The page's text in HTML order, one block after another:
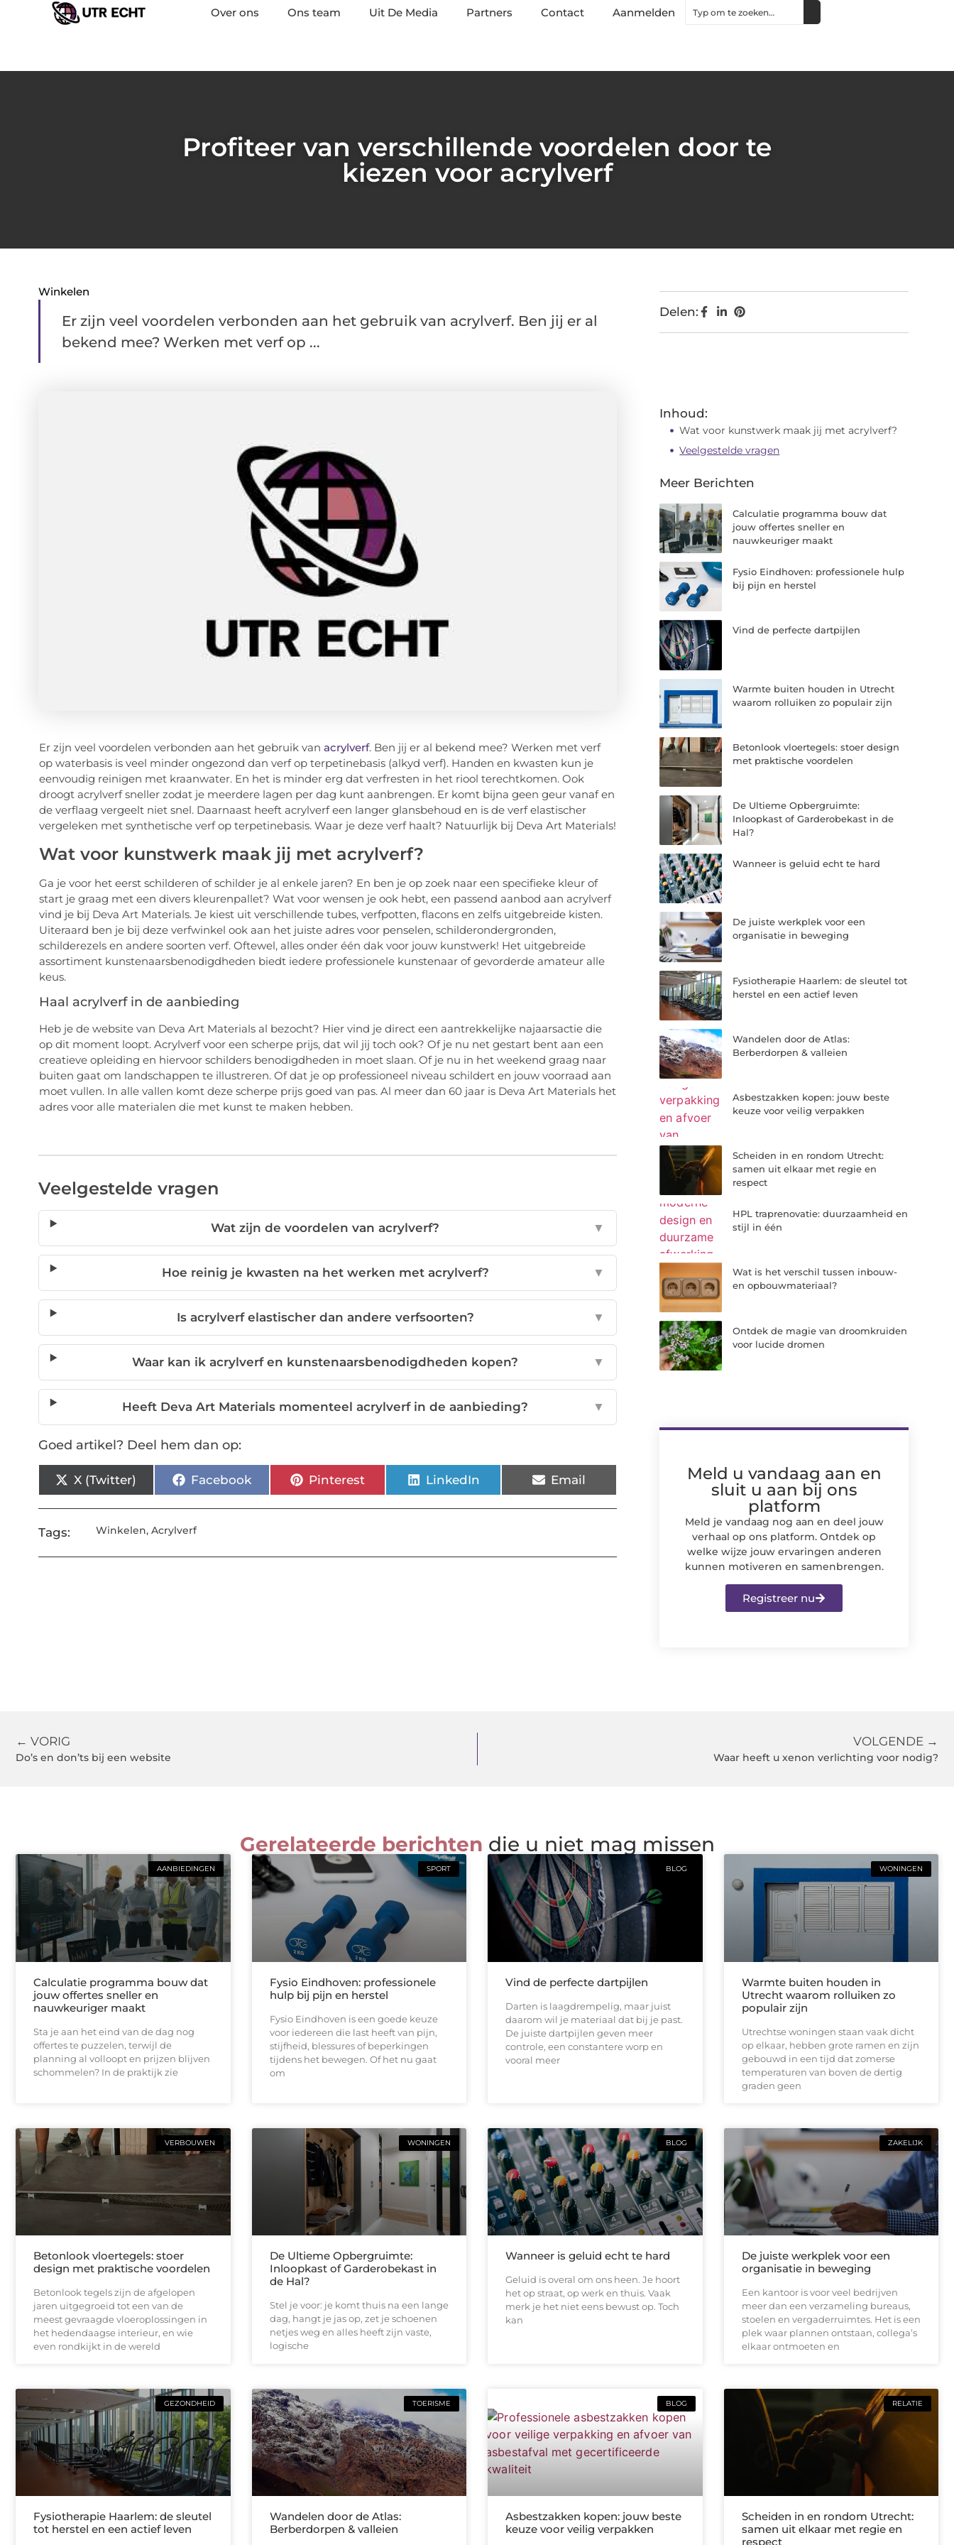
Over ons Ons team Uit De Media Partners Contact Aanmelden
Profiteer van verschillende voordelen door te
kiezen voor acrylverf
Winkelen
Er zijn veel voordelen verbonden aan het gebruik van acrylverf. Ben jij er al
bekend mee? Werken met verf op ...
Er zijn veel voordelen verbonden aan het gebruik van acrylverf. Ben jij er al bekend mee? Werken met verf
op waterbasis is veel minder ongezond dan verf op terpetinebasis (alkyd verf). Handen en kwasten kun je
eenvoudig reinigen met kraanwater. En het is minder erg dat verfresten in het riool terechtkomen. Ook
droogt acrylverf sneller zodat je meerdere lagen per dag kunt aanbrengen. Er komt bijna geen geur vanaf en
de verflaag vergeelt niet snel. Daarnaast heeft acrylverf een langer glansbehoud en is de verf elastischer
vergeleken met synthetische verf op terpetinebasis. Waar je deze verf haalt? Natuurlijk bij Deva Art Materials!
Wat voor kunstwerk maak jij met acrylverf?
Ga je voor het eerst schilderen of schilder je al enkele jaren? En ben je op zoek naar een specifieke kleur of
start je graag met een divers kleurenpallet? Wat voor wensen je ook hebt, een passend aanbod aan acrylverf
vind je bij Deva Art Materials. Je kiest uit verschillende tubes, verfpotten, flacons en zelfs uitgebreide kisten.
Uiteraard ben je bij deze verfwinkel ook aan het juiste adres voor penselen, schilderondergronden,
schilderezels en andere soorten verf. Oftewel, alles onder één dak voor jouw kunstwerk! Het uitgebreide
assortiment kunstenaarsbenodigdheden biedt iedere professionele kunstenaar of gevorderde amateur alle
keus.
Haal acrylverf in de aanbieding
Heb je de website van Deva Art Materials al bezocht? Hier vind je direct een aantrekkelijke najaarsactie die
op dit moment loopt. Acrylverf voor een scherpe prijs, dat wil jij toch ook? Of je nu net gestart bent aan een
creatieve opleiding en hiervoor schilders benodigdheden in moet slaan. Of je nu in het weekend graag naar
buiten gaat om landschappen te illustreren. Of dat je op professioneel niveau schildert en jouw voorraad aan
moet vullen. In alle vallen komt deze scherpe prijs goed van pas. Al meer dan 60 jaar is Deva Art Materials het
adres voor alle materialen die met kunst te maken hebben.
Veelgestelde vragen
Wat zijn de voordelen van acrylverf? ▼
Hoe reinig je kwasten na het werken met acrylverf? ▼
Is acrylverf elastischer dan andere verfsoorten? ▼
Waar kan ik acrylverf en kunstenaarsbenodigdheden kopen? ▼
Heeft Deva Art Materials momenteel acrylverf in de aanbieding? ▼
Goed artikel? Deel hem dan op:
X (Twitter) Facebook Pinterest LinkedIn Email
Tags: Winkelen,Acrylverf
Delen:
Inhoud:
Wat voor kunstwerk maak jij met acrylverf?
Veelgestelde vragen
Meer Berichten
Calculatie programma bouw dat
jouw offertes sneller en
nauwkeuriger maakt
Fysio Eindhoven: professionele hulp
bij pijn en herstel
Vind de perfecte dartpijlen
Warmte buiten houden in Utrecht
waarom rolluiken zo populair zijn
Betonlook vloertegels: stoer design
met praktische voordelen
De Ultieme Opbergruimte:
Inloopkast of Garderobekast in de
Hal?
Wanneer is geluid echt te hard
De juiste werkplek voor een
organisatie in beweging
Fysiotherapie Haarlem: de sleutel tot
herstel en een actief leven
Wandelen door de Atlas:
Berberdorpen & valleien
Asbestzakken kopen: jouw beste
keuze voor veilig verpakken
Scheiden in en rondom Utrecht:
samen uit elkaar met regie en
respect
HPL traprenovatie: duurzaamheid en
stijl in één
Wat is het verschil tussen inbouw-
en opbouwmateriaal?
Ontdek de magie van droomkruiden
voor lucide dromen
Meld u vandaag aan en
sluit u aan bij ons
platform
Meld je vandaag nog aan en deel jouw
verhaal op ons platform. Ontdek op
welke wijze jouw ervaringen anderen
kunnen motiveren en samenbrengen.
Registreer nu
← VORIG
Do’s en don’ts bij een website
VOLGENDE →
Waar heeft u xenon verlichting voor nodig?
Gerelateerde berichten die u niet mag missen
AANBIEDINGEN
Calculatie programma bouw dat
jouw offertes sneller en
nauwkeuriger maakt
Sta je aan het eind van de dag nog
offertes te puzzelen, terwijl de
planning al volloopt en prijzen blijven
schommelen? In de praktijk zie
SPORT
Fysio Eindhoven: professionele
hulp bij pijn en herstel
Fysio Eindhoven is een goede keuze
voor iedereen die last heeft van pijn,
stijfheid, blessures of beperkingen
tijdens het bewegen. Of het nu gaat
om
BLOG
Vind de perfecte dartpijlen
Darten is laagdrempelig, maar juist
daarom wil je materiaal dat bij je past.
De juiste dartpijlen geven meer
controle, een constantere worp en
vooral meer
WONINGEN
Warmte buiten houden in
Utrecht waarom rolluiken zo
populair zijn
Utrechtse woningen staan vaak dicht
op elkaar, hebben grote ramen en zijn
gebouwd in een tijd dat zomerse
temperaturen van boven de dertig
graden geen
VERBOUWEN
Betonlook vloertegels: stoer
design met praktische voordelen
Betonlook tegels zijn de afgelopen
jaren uitgegroeid tot een van de
meest gevraagde vloeroplossingen in
het hedendaagse interieur, en wie
even rondkijkt in de wereld
WONINGEN
De Ultieme Opbergruimte:
Inloopkast of Garderobekast in
de Hal?
Stel je voor: je komt thuis na een lange
dag, hangt je jas op, zet je schoenen
netjes weg en alles heeft zijn vaste,
logische
BLOG
Wanneer is geluid echt te hard
Geluid is overal om ons heen. Je hoort
het op straat, op werk en thuis. Vaak
merk je het niet eens bewust op. Toch
kan
ZAKELIJK
De juiste werkplek voor een
organisatie in beweging
Een kantoor is voor veel bedrijven
meer dan een verzameling bureaus,
stoelen en vergaderruimtes. Het is een
plek waar plannen ontstaan, collega’s
elkaar ontmoeten en
GEZONDHEID
Fysiotherapie Haarlem: de sleutel
tot herstel en een actief leven
TOERISME
Wandelen door de Atlas:
Berberdorpen & valleien
BLOG
Asbestzakken kopen: jouw beste
keuze voor veilig verpakken
RELATIE
Scheiden in en rondom Utrecht:
samen uit elkaar met regie en
respect